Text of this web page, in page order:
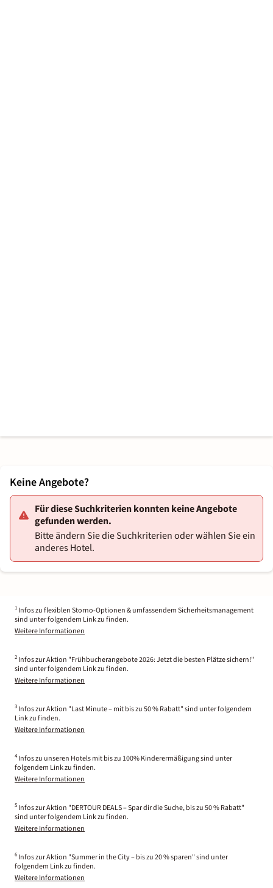
Keine Angebote?
Für diese Suchkriterien konnten keine Angebote
gefunden werden.
Bitte ändern Sie die Suchkriterien oder wählen Sie ein
anderes Hotel.
1 Infos zu flexiblen Storno-Optionen & umfassendem Sicherheitsmanagement
sind unter folgendem Link zu finden.
Weitere Informationen
2 Infos zur Aktion "Frühbucherangebote 2026: Jetzt die besten Plätze sichern!"
sind unter folgendem Link zu finden.
Weitere Informationen
3 Infos zur Aktion "Last Minute – mit bis zu 50 % Rabatt" sind unter folgendem
Link zu finden.
Weitere Informationen
4 Infos zu unseren Hotels mit bis zu 100% Kinderermäßigung sind unter
folgendem Link zu finden.
Weitere Informationen
5 Infos zur Aktion "DERTOUR DEALS – Spar dir die Suche, bis zu 50 % Rabatt"
sind unter folgendem Link zu finden.
Weitere Informationen
6 Infos zur Aktion "Summer in the City – bis zu 20 % sparen" sind unter
folgendem Link zu finden.
Weitere Informationen